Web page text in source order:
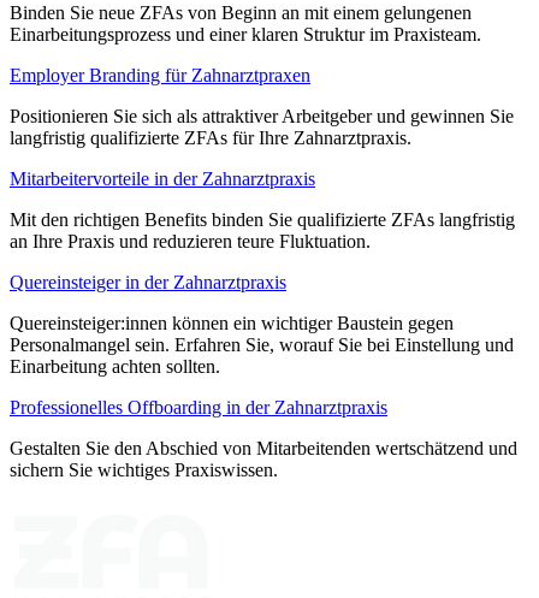
Binden Sie neue ZFAs von Beginn an mit einem gelungenen
Einarbeitungsprozess und einer klaren Struktur im Praxisteam.
Employer Branding für Zahnarztpraxen
Positionieren Sie sich als attraktiver Arbeitgeber und gewinnen Sie
langfristig qualifizierte ZFAs für Ihre Zahnarztpraxis.
Mitarbeitervorteile in der Zahnarztpraxis
Mit den richtigen Benefits binden Sie qualifizierte ZFAs langfristig
an Ihre Praxis und reduzieren teure Fluktuation.
Quereinsteiger in der Zahnarztpraxis
Quereinsteiger:innen können ein wichtiger Baustein gegen
Personalmangel sein. Erfahren Sie, worauf Sie bei Einstellung und
Einarbeitung achten sollten.
Professionelles Offboarding in der Zahnarztpraxis
Gestalten Sie den Abschied von Mitarbeitenden wertschätzend und
sichern Sie wichtiges Praxiswissen.